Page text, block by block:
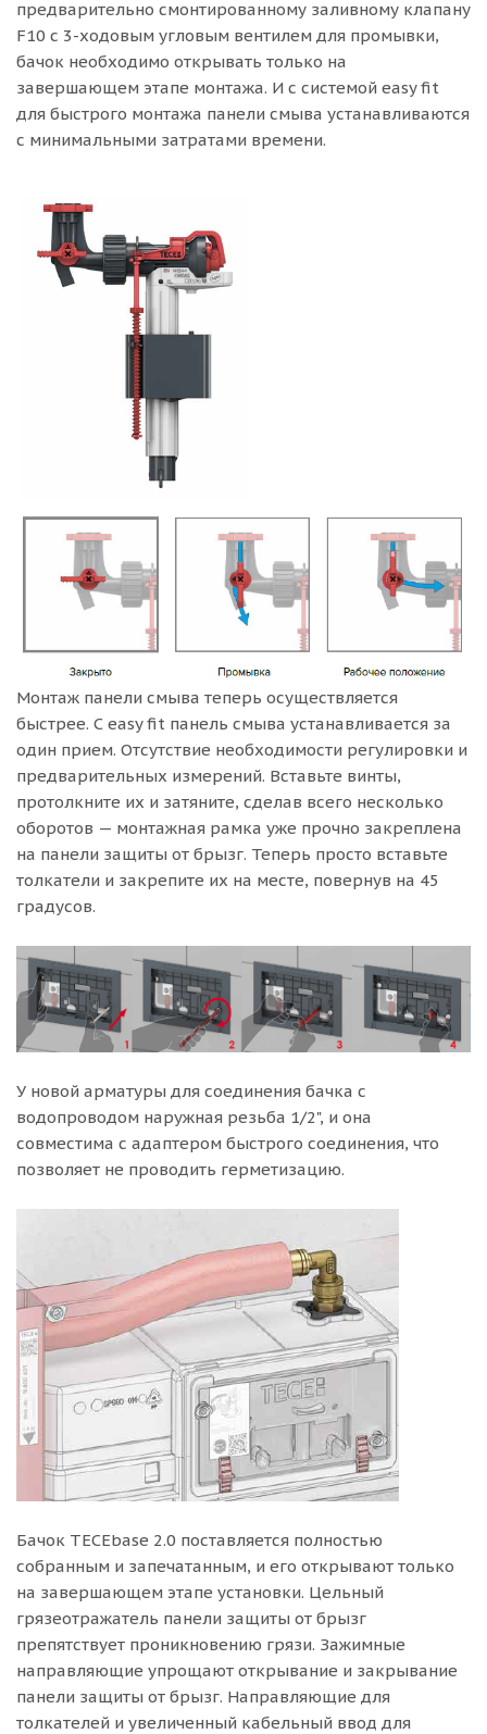
предварительно смонтированному заливному клапану
F10 с 3-ходовым угловым вентилем для промывки,
бачок необходимо открывать только на
завершающем этапе монтажа. И с системой easy fit
для быстрого монтажа панели смыва устанавливаются
с минимальными затратами времени.
Монтаж панели смыва теперь осуществляется
быстрее. С easy fit панель смыва устанавливается за
один прием. Отсутствие необходимости регулировки и
предварительных измерений. Вставьте винты,
протолкните их и затяните, сделав всего несколько
оборотов — монтажная рамка уже прочно закреплена
на панели защиты от брызг. Теперь просто вставьте
толкатели и закрепите их на месте, повернув на 45
градусов.
У новой арматуры для соединения бачка с
водопроводом наружная резьба 1/2", и она
совместима с адаптером быстрого соединения, что
позволяет не проводить герметизацию.
Бачок TECEbase 2.0 поставляется полностью
собранным и запечатанным, и его открывают только
на завершающем этапе установки. Цельный
грязеотражатель панели защиты от брызг
препятствует проникновению грязи. Зажимные
направляющие упрощают открывание и закрывание
панели защиты от брызг. Направляющие для
толкателей и увеличенный кабельный ввод для